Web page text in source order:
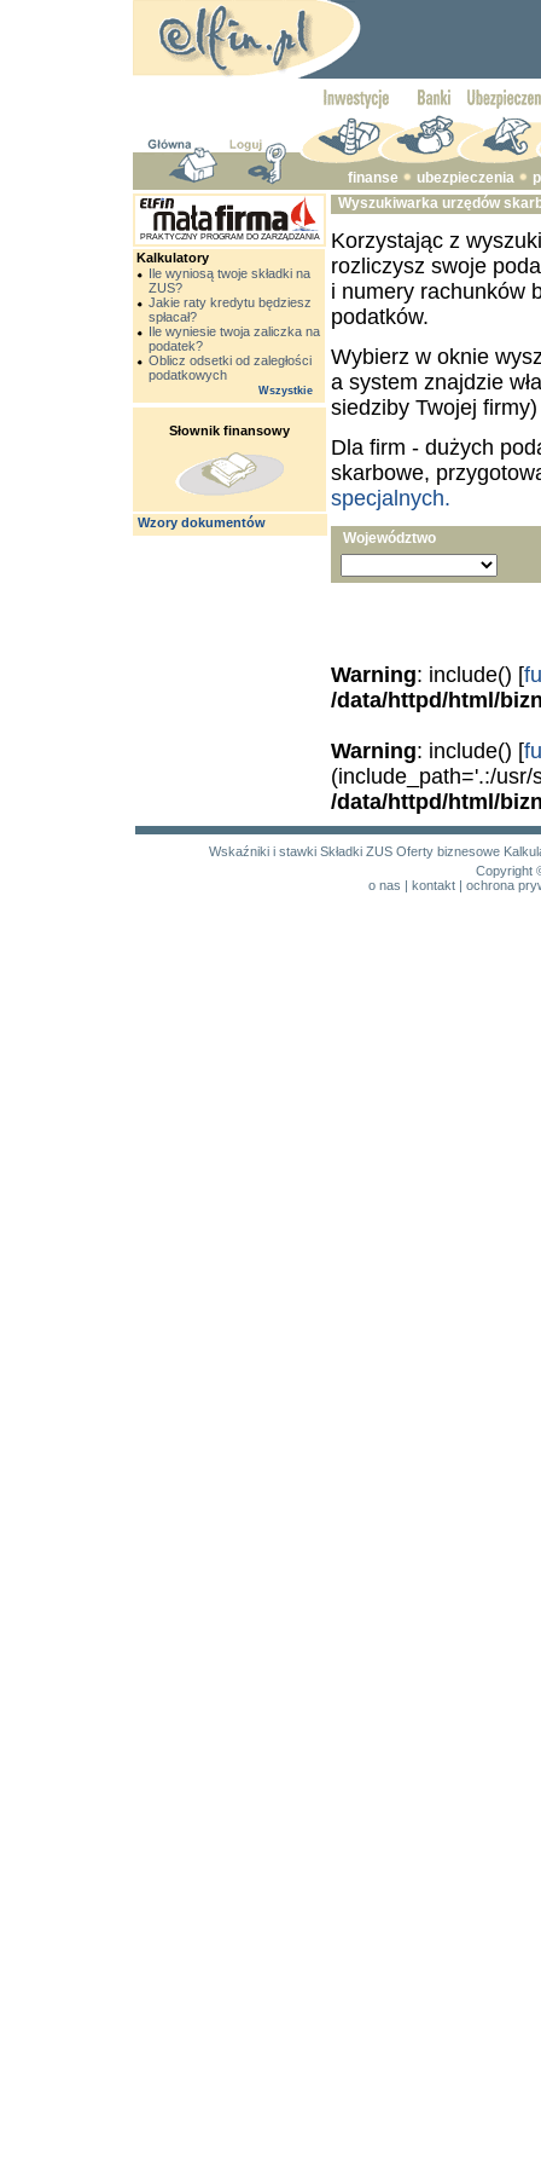
finanse ubezpieczenia
PRAKTYCZNY PROGRAM DO ZARZĄDZANIA
Kalkulatory
Ile wyniosą twoje składki na
ZUS?
Jakie raty kredytu będziesz
spłacał?
Ile wyniesie twoja zaliczka na
podatek?
Oblicz odsetki od zaległości
podatkowych
Wszystkie
Słownik finansowy
Wzory dokumentów
Wyszukiwarka urzędów
Korzystając z
rozliczysz swoje
i numery rachunków
podatków.
Wybierz w oknie
a system znajdzie
siedziby Twojej
Dla firm - dużych
skarbowe,
specjalnych.
Województwo
Warning: include() [
/data/httpd/html/
Warning: include() [
(include_path='.:/usr/
/data/httpd/html/
Wskaźniki i stawki Składki ZUS Oferty biznesowe
Copyright
o nas | kontakt| ochrona